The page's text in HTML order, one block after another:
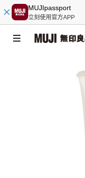
MUJIpassport
立刻使用官方APP